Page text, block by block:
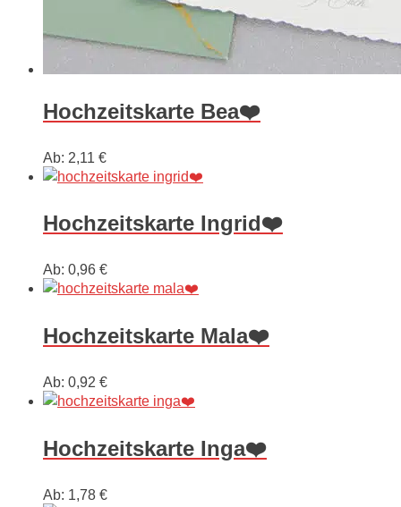
Hochzeitskarte Bea❤️
Ab: 2,11 €
Hochzeitskarte Ingrid❤️
Ab: 0,96 €
Hochzeitskarte Mala❤️
Ab: 0,92 €
Hochzeitskarte Inga❤️
Ab: 1,78 €